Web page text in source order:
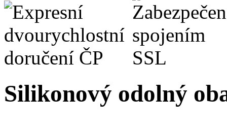
Silikonový odolný